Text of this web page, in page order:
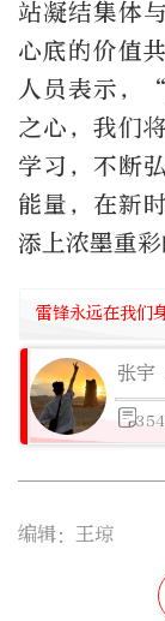
站凝结集体
心底的价值
人员表示，
之心，我们
学习，不断
能量，在新
添上浓墨重
雷锋永远在我们
张宇
编辑：王琼